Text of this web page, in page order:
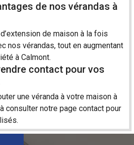
de nos vérandas à
de maison à la fois
nos vérandas, tout en augmentant
à Calmont.
contact pour vos
une véranda à votre maison à
consulter notre page contact pour